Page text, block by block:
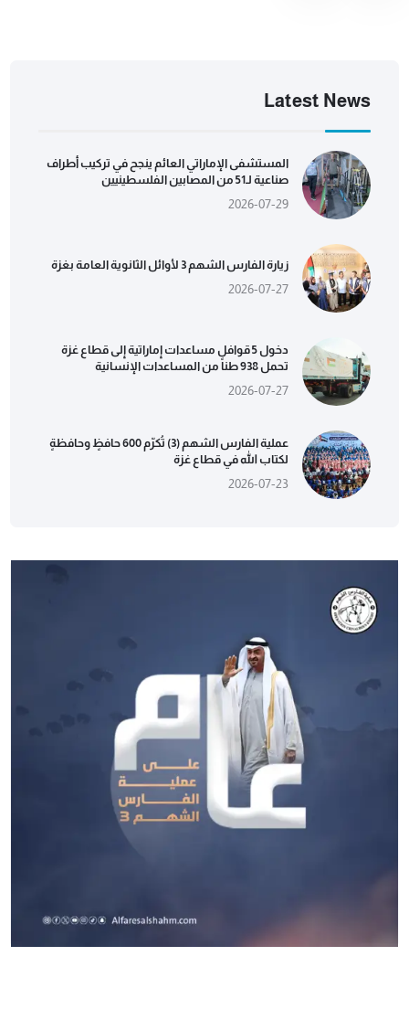
Latest News
المستشفى الإماراتي العائم ينجح في تركيب أطراف
صناعية لـ51 من المصابين الفلسطينيين
2026-07-29
زيارة الفارس الشهم 3 لأوائل الثانوية العامة بغزة
2026-07-27
دخول 5 قوافل مساعدات إماراتية إلى قطاع غزة
تحمل 938 طناً من المساعدات الإنسانية
2026-07-27
عملية الفارس الشهم (3) تُكرّم 600 حافظٍ وحافظةٍ
لكتاب الله في قطاع غزة
2026-07-23